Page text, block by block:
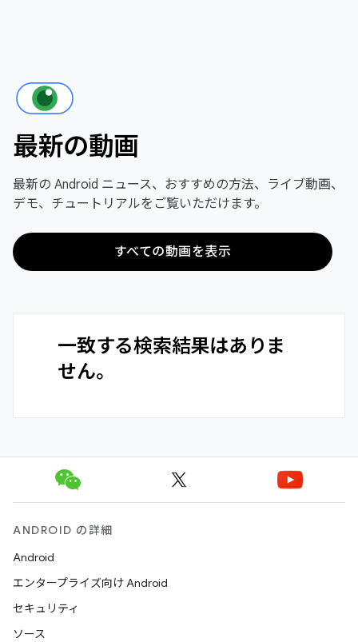
最新の動画
最新の Android ニュース、おすすめの方法、ライブ動画、
デモ、チュートリアルをご覧いただけます。
すべての動画を表示
一致する検索結果はありま
せん。
ANDROID の詳細
Android
エンタープライズ向け Android
セキュリティ
ソース